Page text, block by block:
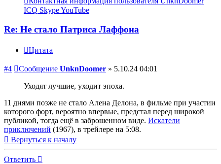
ICQ SkypeYouTube
Re: Не стало Патриса Лаффона
Цитата
#4 Сообщение UnknDoomer » 5.10.24 04:01
Уходят лучшие, уходит эпоха.
11 днями позже не стало Алена Делона, в фильме при участии
которого форт, вероятно впервые, предстал перед широкой
публикой, тогда ещё в заброшенном виде. Искатели
приключений (1967), в трейлере на 5:08.
Вернуться к началу
Ответить